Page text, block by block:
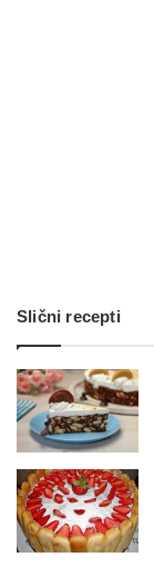
Slični recepti